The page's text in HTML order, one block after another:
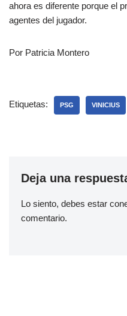
ahora es diferente porque el
agentes del jugador.
Por Patricia Montero
Etiquetas: PSG VINICIUS
Deja una
Lo siento, debes estar
comentario.